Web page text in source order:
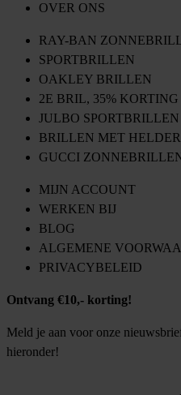
OVER ONS
RAY-BAN
SPORTBRILLEN
OAKLEY BRILLEN
2E BRIL, 35% KORTING
JULBO SPORTBRILLEN
BRILLEN MET
GUCCI
MIJN ACCOUNT
WERKEN BIJ
BLOG
ALGEMENE
PRIVACYBELEID
Ontvang €10,- korting!
Meld je aan voor onze
hieronder!